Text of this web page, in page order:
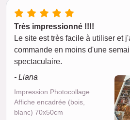
Très impressionné !!!!
Le site est très facile à utiliser et
commande en moins d'une
spectaculaire.
- Liana
Impression Photocollage
Affiche encadrée (bois,
blanc) 70x50cm